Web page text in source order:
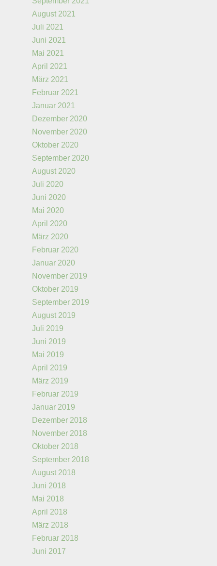
August 2021
Juli 2021
Juni 2021
Mai 2021
April 2021
März 2021
Februar 2021
Januar 2021
Dezember 2020
November 2020
Oktober 2020
September 2020
August 2020
Juli 2020
Juni 2020
Mai 2020
April 2020
März 2020
Februar 2020
Januar 2020
November 2019
Oktober 2019
September 2019
August 2019
Juli 2019
Juni 2019
Mai 2019
April 2019
März 2019
Februar 2019
Januar 2019
Dezember 2018
November 2018
Oktober 2018
September 2018
August 2018
Juni 2018
Mai 2018
April 2018
März 2018
Februar 2018
Juni 2017